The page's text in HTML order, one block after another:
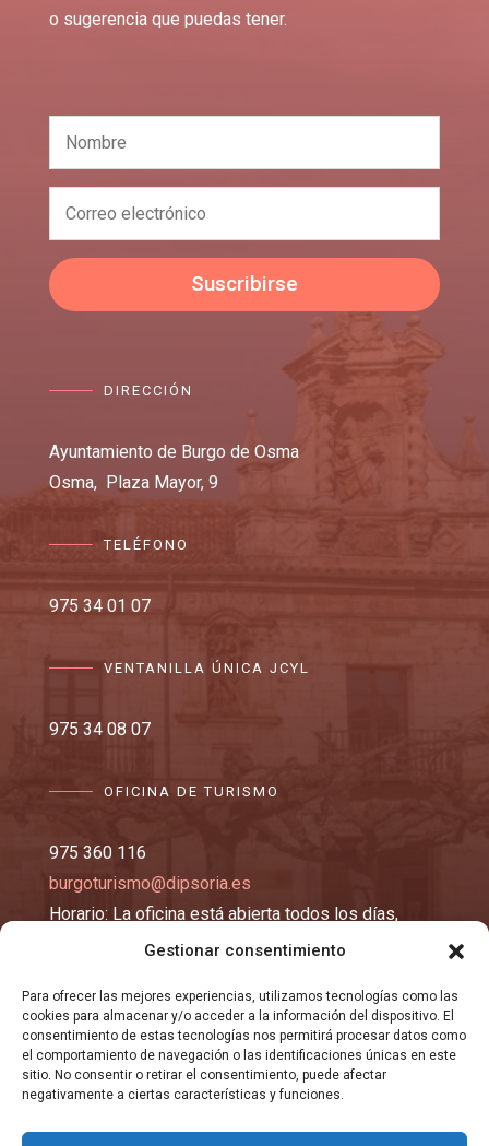
Gestionar consentimiento
Para ofrecer las mejores experiencias, utilizamos tecnologías como las
cookies para almacenar y/o acceder a la información del dispositivo. El
consentimiento de estas tecnologías nos permitirá procesar datos como
el comportamiento de navegación o las identificaciones únicas en este
sitio. No consentir o retirar el consentimiento, puede afectar
negativamente a ciertas características y funciones.
o sugerencia que puedas tener.
Suscribirse
DIRECCIÓN
Ayuntamiento de Burgo de Osma
Osma, Plaza Mayor, 9
TELÉFONO
975 34 01 07
VENTANILLA ÚNICA JCYL
975 34 08 07
OFICINA DE TURISMO
975 360 116
burgoturismo@dipsoria.es
Horario: La oficina está abierta todos los días,
excepto los lunes y martes, de 10:00 a 14:00 y de
EMAIL
registro@burgosma.es